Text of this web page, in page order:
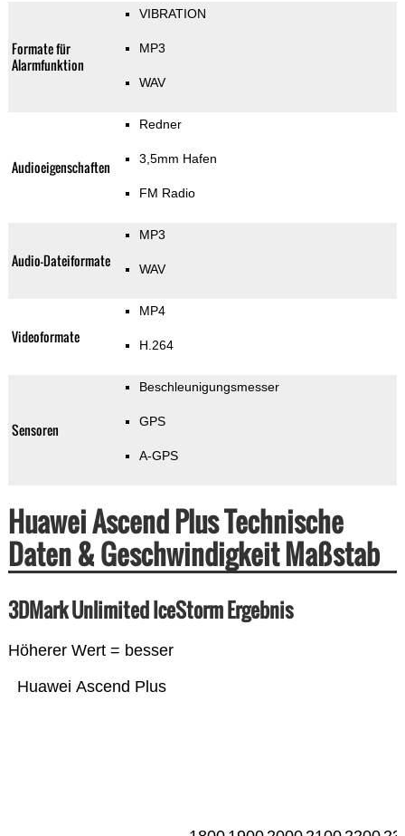
Formate für
Alarmfunktion
VIBRATION
MP3
WAV
Audioeigenschaften
Redner
3,5mm Hafen
FM Radio
Audio-Dateiformate
MP3
WAV
Videoformate
MP4
H.264
Sensoren
Beschleunigungsmesser
GPS
A-GPS
Huawei Ascend Plus Technische
Daten & Geschwindigkeit Maßstab
3DMark Unlimited IceStorm Ergebnis
Höherer Wert = besser
Huawei Ascend Plus